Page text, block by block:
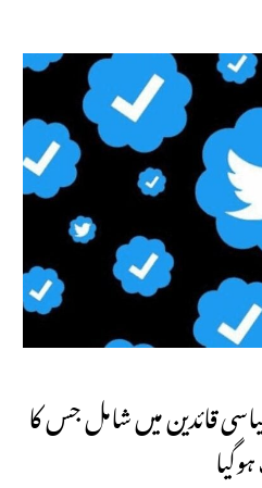
قائدین میں شامل جس کا